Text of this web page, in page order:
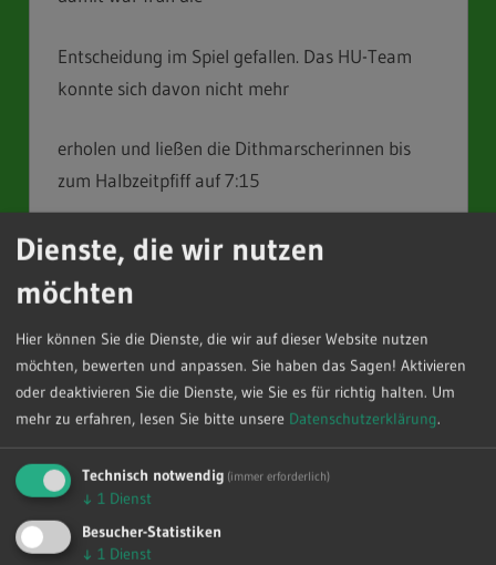
Entscheidung im Spiel gefallen. Das HU-Team
konnte sich davon nicht mehr
erholen und ließen die Dithmarscherinnen bis
zum Halbzeitpfiff auf 7:15
davonziehen.
Nach Wiederanpfiff passte immer noch nichts
zusammen, immer weiter
konnten Gastgeberinnen davonziehen. Am Ende
wurde es eine deutliche
Auswärtsniederlage mit 19:31 Toren.
Lili Fiedler konnte 4 Siebenmeter und diverse
Dienste, die wir nutzen
möchten
Hier können Sie die Dienste, die wir auf dieser Website nutzen
möchten, bewerten und anpassen. Sie haben das Sagen! Aktivieren
oder deaktivieren Sie die Dienste, wie Sie es für richtig halten. Um
mehr zu erfahren, lesen Sie bitte unsere Datenschutzerklärung.
Technisch notwendig (immer erforderlich)
↓ 1 Dienst
Besucher-Statistiken
↓ 1 Dienst